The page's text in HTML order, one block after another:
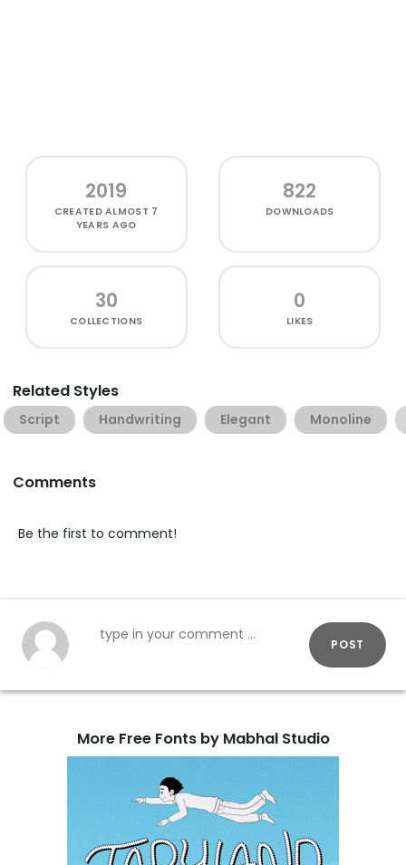
2019
CREATEDALMOST 7
YEARS AGO
822
DOWNLOADS
30
COLLECTIONS
0
LIKES
Related Styles
Script Handwriting Elegant Monoline
Comments
Be the first to comment!
POST
More Free Fonts by Mabhal Studio